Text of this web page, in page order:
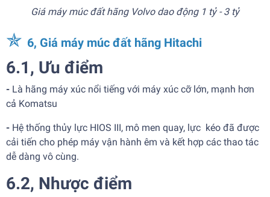
Giá máy múc đất hãng Volvo dao động 1 tỷ - 3 tỷ
✯ 6, Giá máy múc đất hãng Hitachi
6.1, Ưu điểm
- Là hãng máy xúc nổi tiếng với máy xúc cỡ lớn, mạnh hơn
cả Komatsu
- Hệ thống thủy lực HIOS III, mô men quay, lực kéo đã được
cải tiến cho phép máy vận hành êm và kết hợp các thao tác
dễ dàng vô cùng.
6.2, Nhược điểm